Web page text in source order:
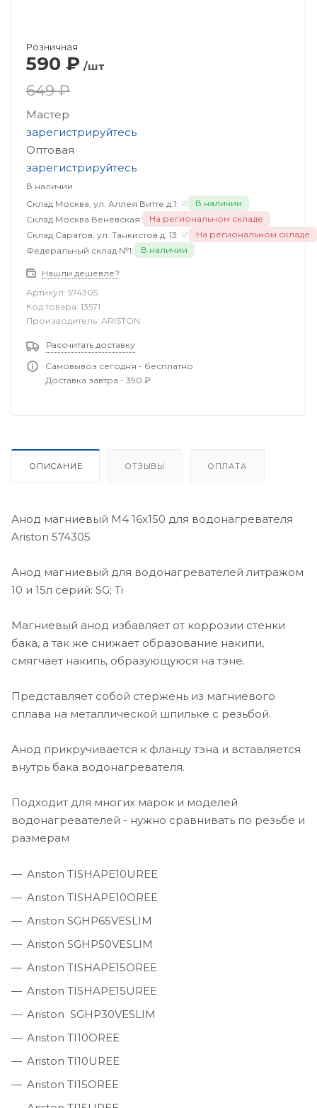
Розничная
590 ₽ /шт
649 ₽
Мастер
зарегистрируйтесь
Оптовая
зарегистрируйтесь
В наличии
Склад Москва, ул. Аллея Витте д.1:
В наличии
Склад Москва Веневская:
На региональном складе
Склад Саратов, ул. Танкистов д. 13:
На региональном складе
Федеральный склад №1:
В наличии
Нашли дешевле?
Артикул: 574305
Код товара: 13571
Производитель: ARISTON
Рассчитать доставку
Самовывоз сегодня - бесплатно
Доставка завтра - 390 ₽
ОПИСАНИЕ ОТЗЫВЫ ОПЛАТА
Анод магниевый M4 16x150 для водонагревателя
Ariston 574305
Анод магниевый для водонагревателей литражом
10 и 15л серий: SG; Ti
Магниевый анод избавляет от коррозии стенки
бака, а так же снижает образование накипи,
смягчает накипь, образующуюся на тэне.
Представляет собой стержень из магниевого
сплава на металлической шпильке с резьбой.
Анод прикручивается к фланцу тэна и вставляется
внутрь бака водонагревателя.
Подходит для многих марок и моделей
водонагревателей - нужно сравнивать по резьбе и
размерам
Ariston TISHAPE10UREE
Ariston TISHAPE10OREE
Ariston SGHP65VESLIM
Ariston SGHP50VESLIM
Ariston TISHAPE15OREE
Ariston TISHAPE15UREE
Ariston SGHP30VESLIM
Ariston TI10OREE
Ariston TI10UREE
Ariston TI15OREE